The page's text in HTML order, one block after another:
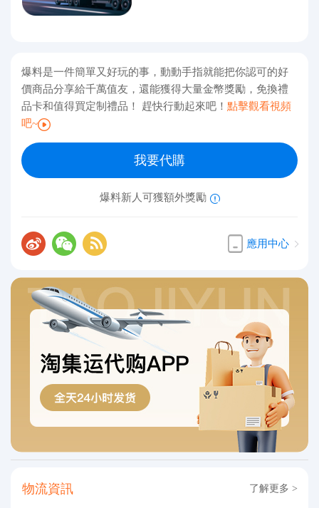
爆料是一件簡單又好玩的事，動動手指就能把你認可的好
價商品分享給千萬值友，還能獲得大量金幣獎勵，免換禮
品卡和值得買定制禮品！ 趕快行動起來吧！ 點擊觀看視頻
吧~
我要代購
爆料新人可獲額外獎勵
應用中心
物流資訊 了解更多 >